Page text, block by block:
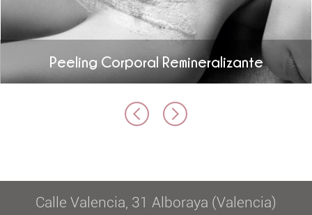
Peeling Corporal Remineralizante
Calle Valencia, 31 Alboraya (Valencia)